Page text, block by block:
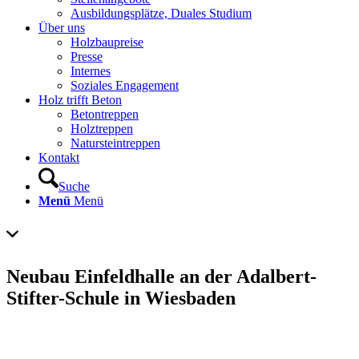
Ausbildungsplätze, Duales Studium
Über uns
Holzbaupreise
Presse
Internes
Soziales Engagement
Holz trifft Beton
Betontreppen
Holztreppen
Natursteintreppen
Kontakt
Suche
Menü Menü
Neubau Einfeldhalle an der Adalbert-
Stifter-Schule in Wiesbaden